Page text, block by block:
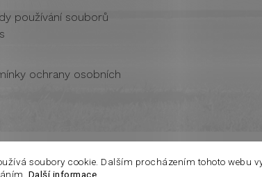
soubory cookie. Dalším procházením tohoto webu
Další informace
používání souborů
ochrany osobních